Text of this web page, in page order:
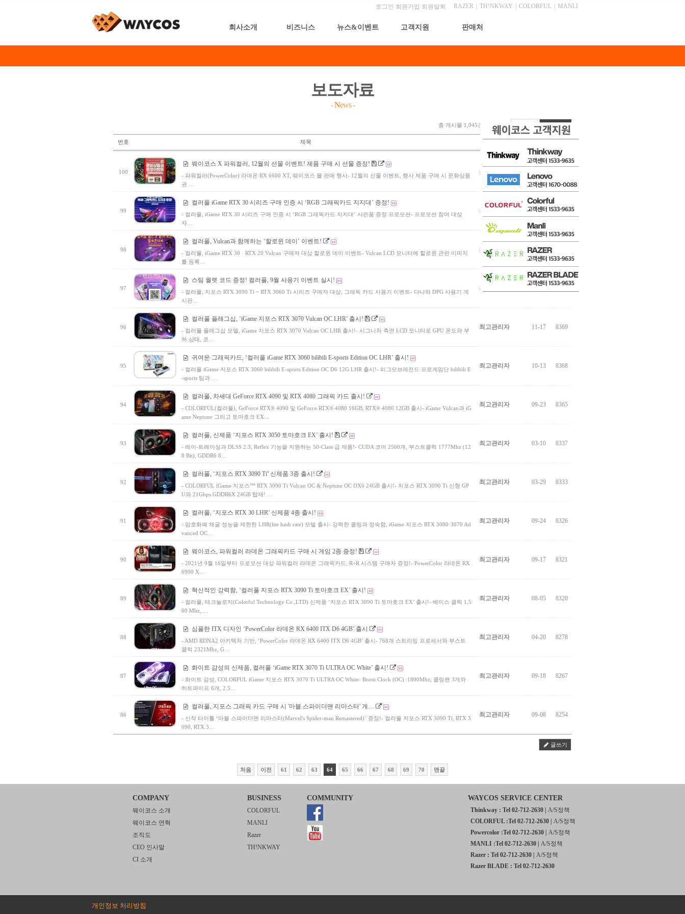
로그인 회원가입 회원탈퇴 MANLI
COLORFUL
TH!NKWAY
RAZER
회사소개 비즈니스 뉴스&이벤트 고객지원 판매처
보도자료
-News-
총 게시물 1,045건, 최근 0 건 안내 글쓰기
번호 제목 글쓴이 날짜 조회
100
웨이코스 X 파워컬러, 12월의 선물 이벤트! 제품 구매 시 선물 증정!
- 파워컬러(PowerColor) 라데온 RX 6600 XT, 웨이코스 몰 판매 행사- 12월의 선물 이벤트, 행사 제품 구매 시 문화상품
권 …
최고관리자
99
컬러풀 iGame RTX 30 시리즈 구매 인증 시 ‘RGB 그래픽카드 지지대’ 증정!
- 컬러풀, iGame RTX 30 시리즈 구매 인증 시 ‘RGB 그래픽카드 지지대’ 사은품 증정 프로모션- 프로모션 참여 대상
자…
최고관리자 09-02 8438
98
컬러풀, Vulcan과 함께하는 ‘할로윈 데이’ 이벤트!
- 컬러풀, iGame RTX 30 · RTX 20 Vulcan 구매자 대상 할로윈 데이 이벤트- Vulcan LCD 모니터에 할로윈 관련 이미지
를 등록…
최고관리자 10-26
97
스팀 월렛 코드 증정! 컬러풀, 9월 사용기 이벤트 실시!
- 컬러풀, 지포스 RTX 3090 Ti ~ RTX 3060 Ti 시리즈 구매자 대상, 그래픽 카드 사용기 이벤트- 다나와 DPG 사용기 게
시판…
최고관리자 09-08
96
컬러풀 플래그십, ‘iGame 지포스 RTX 3070 Vulcan OC LHR’ 출시!
- 컬러풀 플래그십 모델, iGame 지포스 RTX 3070 Vulcan OC LHR 출시!- 시그니처 측면 LCD 모니터로 GPU 온도와 부
하 상태, 코…
최고관리자 11-17 8369
95
귀여운 그래픽카드, ‘컬러풀 iGame RTX 3060 bilibili E-sports Edition OC LHR’ 출시!
- 컬러풀 iGame 지포스 RTX 3060 bilibili E-sports Edition OC D6 12G LHR 출시!- 리그오브레전드 프로게임단 bilibili E
-sports 팀과 …
최고관리자 10-13 8368
94
컬러풀, 차세대 GeForce RTX 4090 및 RTX 4080 그래픽 카드 출시!
- COLORFUL(컬러풀), GeForce RTX® 4090 및 GeForce RTX® 4080 16GB, RTX® 4080 12GB 출시- iGame Vulcan과 iG
ame Neptune 그리고 토마호크 EX…
최고관리자 09-23 8365
93
컬러풀, 신제품 ‘지포스 RTX 3050 토마호크 EX’ 출시!
- 레이-트레이싱과 DLSS 2.3, Reflex 기능을 지원하는 50-Class 급 제품!- CUDA 코어 2560개, 부스트클럭 1777Mhz (12
8 Bit), GDDR6 8…
최고관리자 03-10 8337
92
컬러풀, ‘지포스 RTX 3090 Ti’ 신제품 3종 출시!
- COLORFUL iGame 지포스™ RTX 3090 Ti Vulcan OC & Neptune OC DX6 24GB 출시!- 지포스 RTX 3090 Ti 신형 GP
U와 21Gbps GDDR6X 24GB 탑재! …
최고관리자 03-29 8333
91
컬러풀, ‘지포스 RTX 30 LHR’ 신제품 4종 출시!
- 암호화폐 채굴 성능을 제한한 LHR(lite hash rate) 모델 출시- 강력한 쿨링과 정숙함, iGame 지포스 RTX 3080·3070 Ad
vanced OC…
최고관리자 09-24 8326
90
웨이코스, 파워컬러 라데온 그래픽카드 구매 시 게임 2종 증정!
- 2021년 9월 16일부터 프로모션 대상 파워컬러 라데온 그래픽카드, R+R 시스템 구매자 증정!- PowerColor 라데온 RX
6900 X…
최고관리자 09-17 8321
89
혁신적인 강력함, ‘컬러풀 지포스 RTX 3090 Ti 토마호크 EX’ 출시!
- 컬러풀, 테크놀로지(Colorful Technology Co.,LTD) 신제품 ‘지포스 RTX 3090 Ti 토마호크 EX’ 출시!- 베이스 클럭 1,5
60 Mhz, …
최고관리자 08-05 8320
88
심플한 ITX 디자인 ‘PowerColor 라데온 RX 6400 ITX D6 4GB’ 출시
- AMD RDNA2 아키텍처 기반, ‘PowerColor 라데온 RX 6400 ITX D6 4GB’ 출시- 768개 스트리밍 프로세서와 부스트
클럭 2321Mhz, G…
최고관리자 04-20 8278
87
화이트 감성의 신제품, 컬러풀 ‘iGame RTX 3070 Ti ULTRA OC White’ 출시!
- 화이트 감성, COLORFUL iGame 지포스 RTX 3070 Ti ULTRA OC White- Boost Clock (OC) :1800Mhz, 쿨링팬 3개와
히트파이프 6개, 2.5…
최고관리자 09-18 8267
86
컬러풀, 지포스 그래픽 카드 구매 시 '마블 스파이더맨 리마스터' 게…
- 신작 타이틀 ‘마블 스파이더맨 리마스터(Marvel's Spider-man Remastered)’ 증정!- 컬러풀 지포스 RTX 3090 Ti, RTX 3
090, RTX 3…
최고관리자 09-08 8254
글쓰기
처음 이전 61 62 63 64 65 66 67 68 69 70 맨끝
COMPANY
웨이코스 소개
웨이코스 연혁
조직도
CEO 인사말
CI 소개
BUSINESS
COLORFUL
MANLI
Razer
TH!NKWAY
COMMUNITY WAYCOS SERVICE CENTER
Thinkway : Tel 02-712-2630 | A/S정책
COLORFUL :Tel 02-712-2630 | A/S정책
Powercolor :Tel 02-712-2630 | A/S정책
MANLI :Tel 02-712-2630 | A/S정책
Razer : Tel 02-712-2630 | A/S정책
Razer BLADE : Tel 02-712-2630
개인정보 처리방침